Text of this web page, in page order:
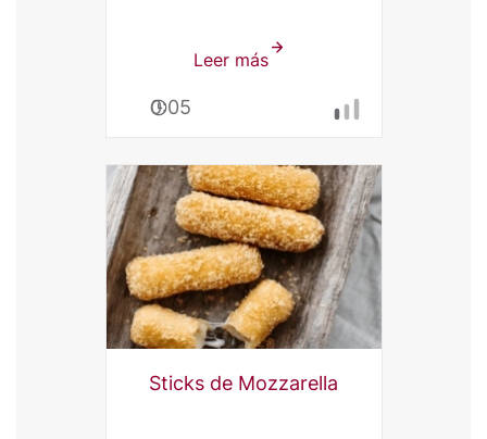
Leer mássobre
Tiramisú
0:05
Sticks de Mozzarella